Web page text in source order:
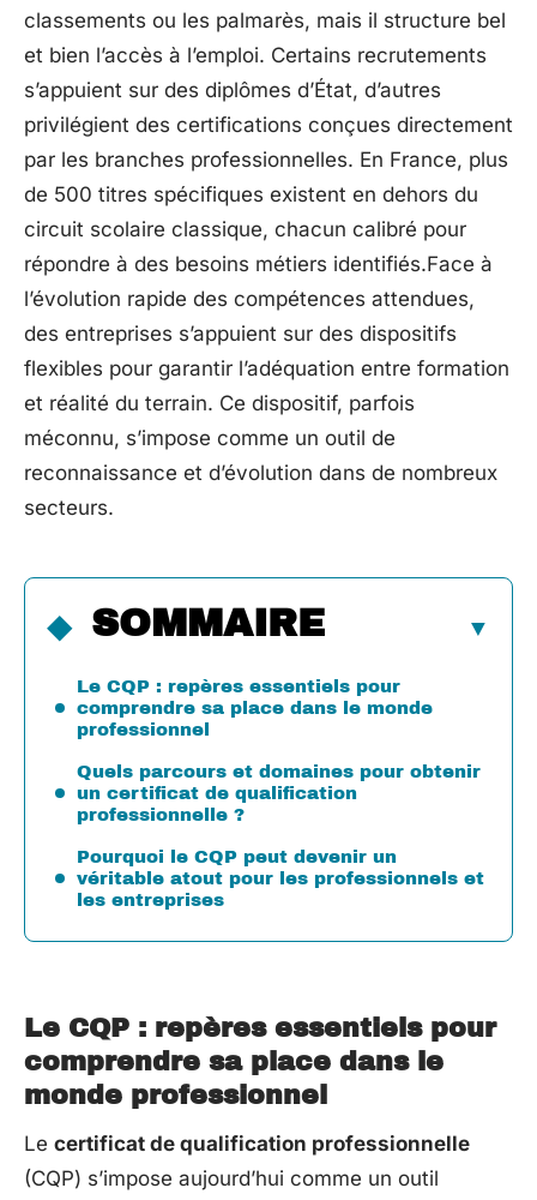
classements ou les palmarès, mais il structure bel
et bien l’accès à l’emploi. Certains recrutements
s’appuient sur des diplômes d’État, d’autres
privilégient des certifications conçues directement
par les branches professionnelles. En France, plus
de 500 titres spécifiques existent en dehors du
circuit scolaire classique, chacun calibré pour
répondre à des besoins métiers identifiés.Face à
l’évolution rapide des compétences attendues,
des entreprises s’appuient sur des dispositifs
flexibles pour garantir l’adéquation entre formation
et réalité du terrain. Ce dispositif, parfois
méconnu, s’impose comme un outil de
reconnaissance et d’évolution dans de nombreux
secteurs.
SOMMAIRE
Le CQP : repères essentiels pour
comprendre sa place dans le monde
professionnel
Quels parcours et domaines pour obtenir
un certificat de qualification
professionnelle ?
Pourquoi le CQP peut devenir un
véritable atout pour les professionnels et
les entreprises
Le CQP : repères essentiels pour
comprendre sa place dans le
monde professionnel
Le certificat de qualification professionnelle
(CQP) s’impose aujourd’hui comme un outil